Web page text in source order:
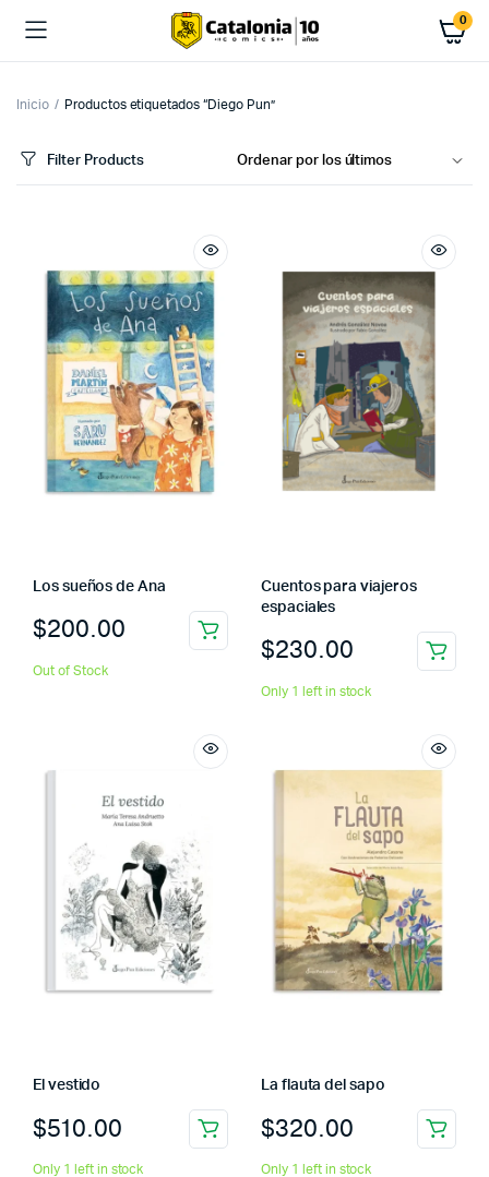
0
Inicio Productos etiquetados “Diego Pun”
Filter Products
Los sueños de Ana
$200.00
Out of Stock
Cuentos para viajeros
espaciales
$230.00
Only 1 left in stock
El vestido
$510.00
Only 1 left in stock
La flauta del sapo
$320.00
Only 1 left in stock